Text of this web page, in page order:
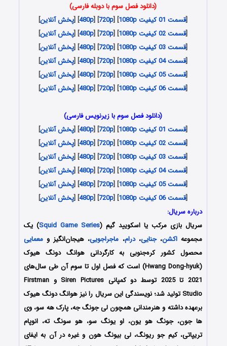
(دانلود فصل سوم با دوبله فارسی)
[قسمت 01 کیفیت 1080p ] [
720p
] [
480p
] [پخش آنلاین]
[قسمت 02 کیفیت 1080p ] [
720p
] [
480p
] [پخش آنلاین]
[قسمت 03 کیفیت 1080p ] [
720p
] [
480p
] [پخش آنلاین]
[قسمت 04 کیفیت 1080p ] [
720p
] [
480p
] [پخش آنلاین]
[قسمت 05 کیفیت 1080p ] [
720p
] [
480p
] [پخش آنلاین]
[قسمت 06 کیفیت 1080p ] [
720p
] [
480p
] [پخش آنلاین]
(دانلود فصل سوم با زیرنویس فارسی)
[قسمت 01 کیفیت 1080p ] [
720p
] [
480p
] [پخش آنلاین]
[قسمت 02 کیفیت 1080p ] [
720p
] [
480p
] [پخش آنلاین]
[قسمت 03 کیفیت 1080p ] [
720p
] [
480p
] [پخش آنلاین]
[قسمت 04 کیفیت 1080p ] [
720p
] [
480p
] [پخش آنلاین]
[قسمت 05 کیفیت 1080p ] [
720p
] [
480p
] [پخش آنلاین]
[قسمت 06 کیفیت 1080p ] [
720p
] [
480p
] [پخش آنلاین]
درباره سریال:
سریال بازی مرکب یا اسکویید گیم (Squid Game Series) یک
مجموعهاکشن،جنایی،درام، ماجراجویی، هیجان‌‎انگیز و
معمایی
محصول کشور کره‌جنوبی به کارگردانی هوانگ دونگ هیوک
(Hwang Dong-hyuk) است که فصل اول تا سوم آن طی سال‌های
2021 تا 2025 توسط دو کمپانی Siren Pictures و Firstman
Studio تولید شد؛ نویسندگی این سریال را نیز هوانگ دونگ هیوک
برعهده داشته و هنرمندانی همچون لی جونگ جه، پارک هه سو، وی
ها جون، جونگ هو یون، او یونگ سو، هو سونگ ته، انوپام
تریپاتی، کیم جو ریونگ، لی بیونگ هون و غیره در آن به ایفای